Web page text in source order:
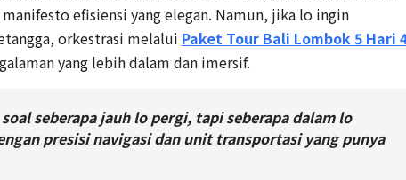
efisiensi yang elegan. Namun, jika lo ingin
orkestrasi melalui Paket Tour Bali Lombok 5 Hari
yang lebih dalam dan imersif.
seberapa jauh lo pergi, tapi seberapa dalam lo
presisi navigasi dan unit transportasi yang punya